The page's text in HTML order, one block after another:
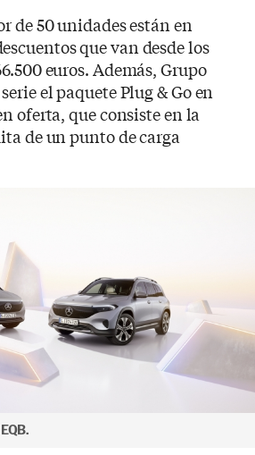
de 50 unidades están en
que van desde los
euros. Además, Grupo
el paquete Plug & Go en
oferta, que consiste en la
de un punto de carga